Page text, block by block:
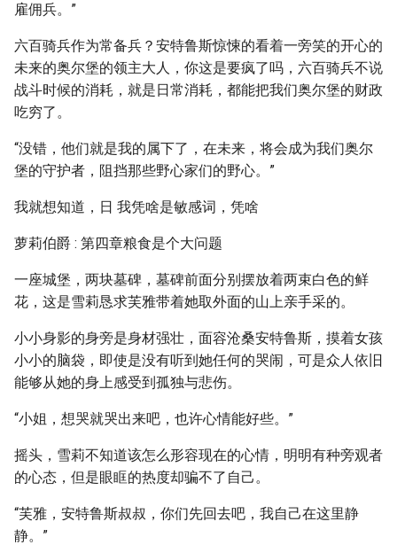
雇佣兵。”
六百骑兵作为常备兵？安特鲁斯惊悚的看着一旁笑的开心的
未来的奥尔堡的领主大人，你这是要疯了吗，六百骑兵不说
战斗时候的消耗，就是日常消耗，都能把我们奥尔堡的财政
吃穷了。
“没错，他们就是我的属下了，在未来，将会成为我们奥尔
堡的守护者，阻挡那些野心家们的野心。”
我就想知道，日 我凭啥是敏感词，凭啥
萝莉伯爵 : 第四章粮食是个大问题
一座城堡，两块墓碑，墓碑前面分别摆放着两束白色的鲜
花，这是雪莉恳求芙雅带着她取外面的山上亲手采的。
小小身影的身旁是身材强壮，面容沧桑安特鲁斯，摸着女孩
小小的脑袋，即使是没有听到她任何的哭闹，可是众人依旧
能够从她的身上感受到孤独与悲伤。
“小姐，想哭就哭出来吧，也许心情能好些。”
摇头，雪莉不知道该怎么形容现在的心情，明明有种旁观者
的心态，但是眼眶的热度却骗不了自己。
“芙雅，安特鲁斯叔叔，你们先回去吧，我自己在这里静
静。”